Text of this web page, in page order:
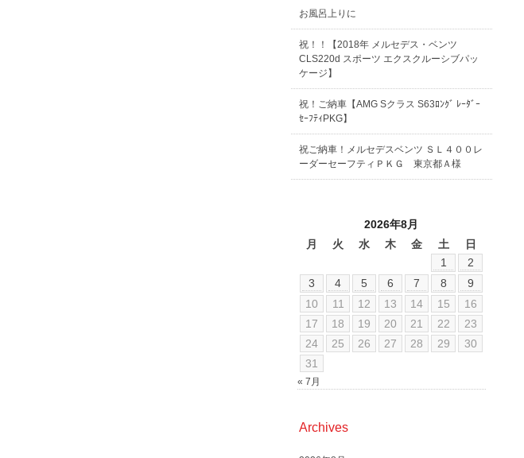
お風呂上りに
祝！！【2018年 メルセデス・ベンツ
CLS220d スポーツ エクスクルーシブパッ
ケージ】
祝！ご納車【AMG Sクラス S63ﾛﾝｸﾞ ﾚｰﾀﾞｰ
ｾｰﾌﾃｨPKG】
祝ご納車！メルセデスベンツ ＳＬ４００レ
ーダーセーフティＰＫＧ 東京都Ａ様
2026年8月
月
火 水 木 金 土
日
1
2
3
4 5 6 7 8
9
10
11 12 13 14 15
16
17
18 19 20 21 22
23
24
25 26 27 28 29
30
31
« 7月
Archives